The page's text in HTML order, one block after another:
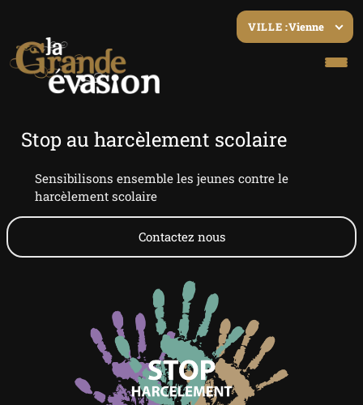
VILLE :Vienne
Stop au harcèlement scolaire
Sensibilisons ensemble les jeunes contre le
harcèlement scolaire
Contactez nous